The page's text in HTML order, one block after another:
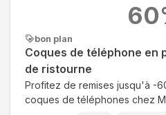
bon plan
Coques de téléphone en
de ristourne
Profitez de remises jusqu'à -
coques de téléphones chez
60